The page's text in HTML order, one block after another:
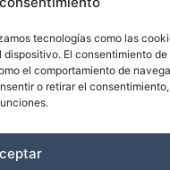
tecnologías como las
El consentimiento de
el comportamiento de
o retirar el